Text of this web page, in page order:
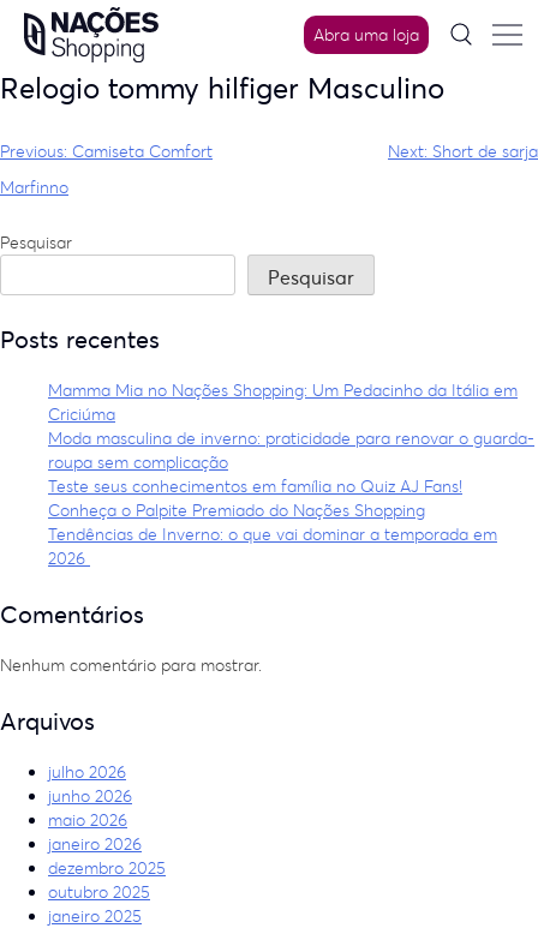
Skip
content
Abra uma loja
Relogio tommy hilfiger Masculino
Navegação
de
Post
Previous: Camiseta Comfort
Marfinno
Next: Short de sarja
Pesquisar
Pesquisar
Posts recentes
Mamma Mia no Nações Shopping: Um Pedacinho da Itália em
Criciúma
Moda masculina de inverno: praticidade para renovar o guarda-
roupa sem complicação
Teste seus conhecimentos em família no Quiz AJ Fans!
Conheça o Palpite Premiado do Nações Shopping
Tendências de Inverno: o que vai dominar a temporada em
2026
Comentários
Nenhum comentário para mostrar.
Arquivos
julho 2026
junho 2026
maio 2026
janeiro 2026
dezembro 2025
outubro 2025
janeiro 2025